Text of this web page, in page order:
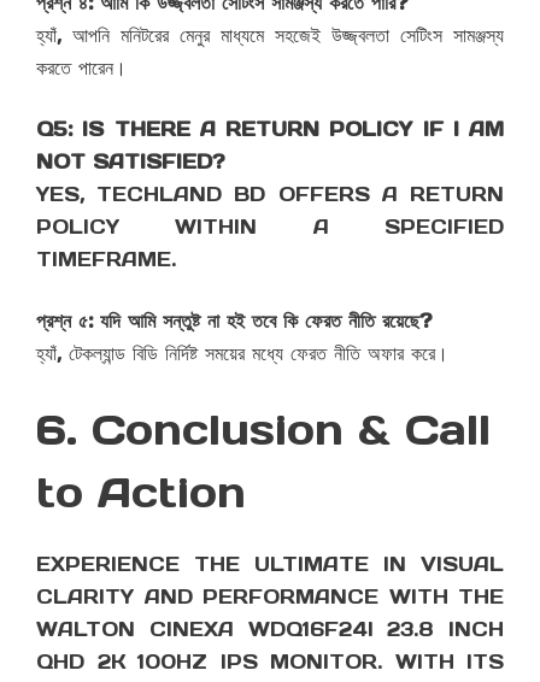
হ্যাঁ, আপনি মনিটরের মেনুর মাধ্যমে সহজেই উজ্জ্বলতা সেটিংস সামঞ্জস্য
করতে পারেন।
Q5: IS THERE A RETURN POLICY IF I AM
NOT SATISFIED?
YES, TECHLAND BD OFFERS A RETURN
POLICY WITHIN A SPECIFIED
TIMEFRAME.
প্রশ্ন ৫: যদি আমি সন্তুষ্ট না হই তবে কি ফেরত নীতি রয়েছে?
হ্যাঁ, টেকল্যান্ড বিডি নির্দিষ্ট সময়ের মধ্যে ফেরত নীতি অফার করে।
6. Conclusion & Call
to Action
EXPERIENCE THE ULTIMATE IN VISUAL
CLARITY AND PERFORMANCE WITH THE
WALTON CINEXA WDQ16F24I 23.8 INCH
QHD 2K 100HZ IPS MONITOR. WITH ITS